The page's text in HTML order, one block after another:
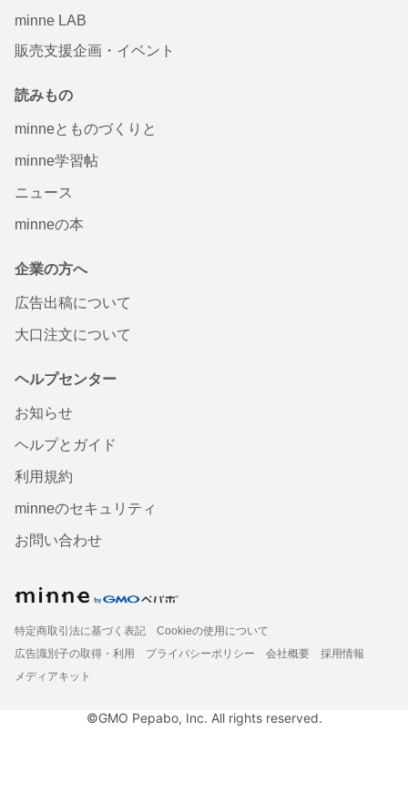
minne LAB
販売支援企画・イベント
読みもの
minneとものづくりと
minne学習帖
ニュース
minneの本
企業の方へ
広告出稿について
大口注文について
ヘルプセンター
お知らせ
ヘルプとガイド
利用規約
minneのセキュリティ
お問い合わせ
特定商取引法に基づく表記
Cookieの使用について
広告識別子の取得・利用
プライバシーポリシー 会社概要
採用情報
メディアキット
©GMO Pepabo, Inc. All rights reserved.